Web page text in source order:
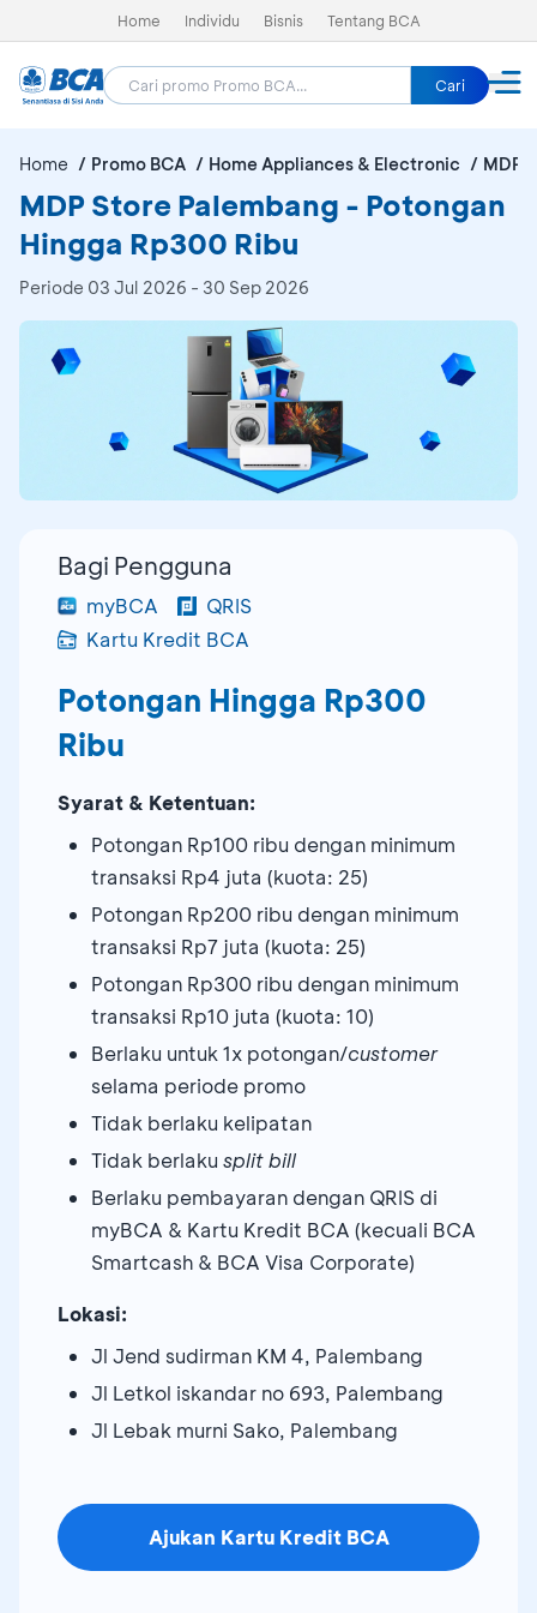
Home Individu Bisnis Tentang BCA
Cari
Home Promo BCA Home Appliances & Electronic MDP
MDP Store Palembang - Potongan
Hingga Rp300 Ribu
Periode 03 Jul 2026 - 30 Sep 2026
Bagi Pengguna
myBCA
QRIS
Kartu Kredit BCA
Potongan Hingga Rp300
Ribu
Syarat & Ketentuan:
Potongan Rp100 ribu dengan minimum
transaksi Rp4 juta (kuota: 25)
Potongan Rp200 ribu dengan minimum
transaksi Rp7 juta (kuota: 25)
Potongan Rp300 ribu dengan minimum
transaksi Rp10 juta (kuota: 10)
Berlaku untuk 1x potongan/customer
selama periode promo
Tidak berlaku kelipatan
Tidak berlaku split bill
Berlaku pembayaran dengan QRIS di
myBCA & Kartu Kredit BCA (kecuali BCA
Smartcash & BCA Visa Corporate)
Lokasi:
Jl Jend sudirman KM 4, Palembang
Jl Letkol iskandar no 693, Palembang
Jl Lebak murni Sako, Palembang
Ajukan Kartu Kredit BCA